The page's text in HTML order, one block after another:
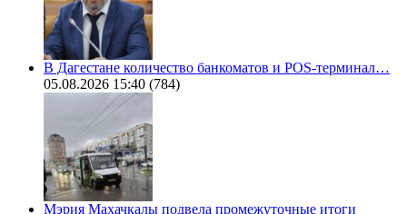
В Дагестане количество банкоматов и POS-терминал…
05.08.2026 15:40 (784)
Мэрия Махачкалы подвела промежуточные итоги